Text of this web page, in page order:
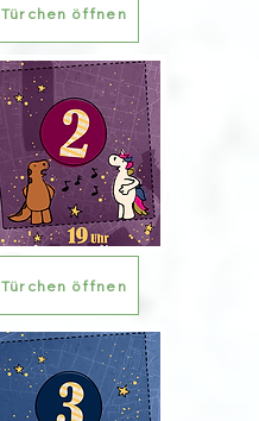
Türchen öffnen
Türchen öffnen